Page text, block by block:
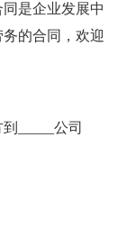
是企业发展中
的合同，欢迎
_____公司